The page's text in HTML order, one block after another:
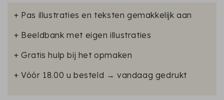
+ Pas illustraties en teksten gemakkelijk aan
+ Beeldbank met eigen illustraties
+ Gratis hulp bij het opmaken
+ Vóór 18.00 u besteld → vandaag gedrukt